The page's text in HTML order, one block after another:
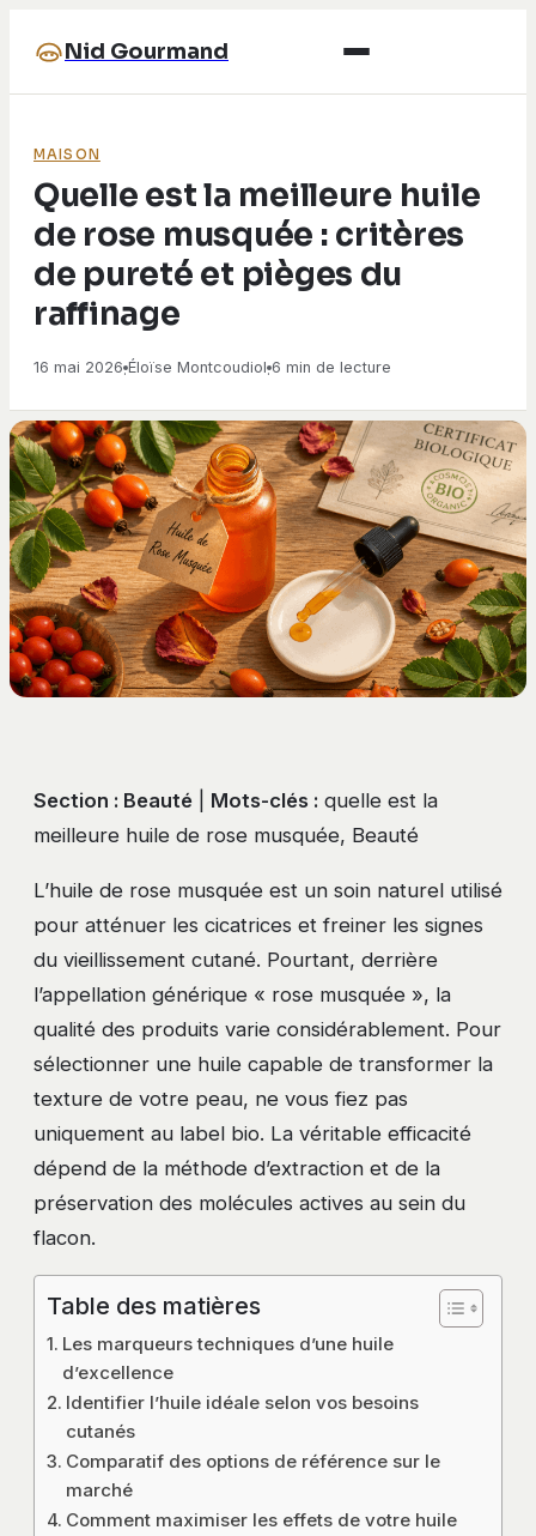
Nid Gourmand
MAISON
Quelle est la meilleure huile
de rose musquée : critères
de pureté et pièges du
raffinage
16 mai 2026·Éloïse Montcoudiol·6 min de lecture
Section : Beauté Mots-clés : quelle est la
meilleure huile de rose musquée, Beauté
L’huile de rose musquée est un soin naturel utilisé
pour atténuer les cicatrices et freiner les signes
du vieillissement cutané. Pourtant, derrière
l’appellation générique « rose musquée », la
qualité des produits varie considérablement. Pour
sélectionner une huile capable de transformer la
texture de votre peau, ne vous fiez pas
uniquement au label bio. La véritable efficacité
dépend de la méthode d’extraction et de la
préservation des molécules actives au sein du
flacon.
Table des matières
Les marqueurs techniques d’une huile
d’excellence
Identifier l’huile idéale selon vos besoins
cutanés
Comparatif des options de référence sur le
marché
Comment maximiser les effets de votre huile